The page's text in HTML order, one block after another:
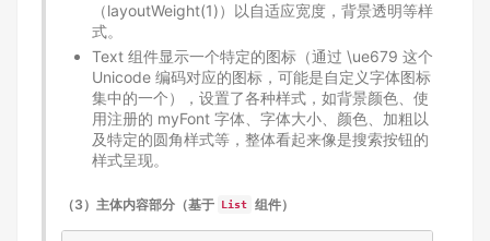
（layoutWeight(1)）以自适应宽度，背景透明等样
式。
Text 组件显示一个特定的图标（通过 \ue679 这个
Unicode 编码对应的图标，可能是自定义字体图标
集中的一个），设置了各种样式，如背景颜色、使
用注册的 myFont 字体、字体大小、颜色、加粗以
及特定的圆角样式等，整体看起来像是搜索按钮的
样式呈现。
（3）主体内容部分（基于 List 组件）